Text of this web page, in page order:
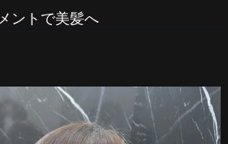
ントで美髪へ